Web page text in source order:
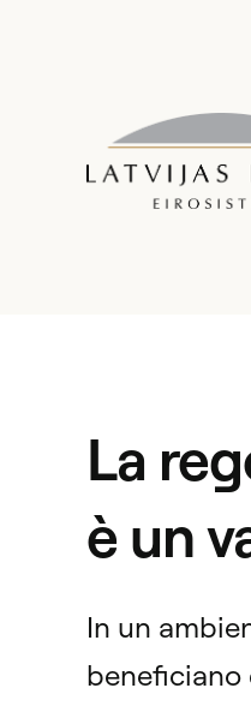
La
è un
In un
beneficiano